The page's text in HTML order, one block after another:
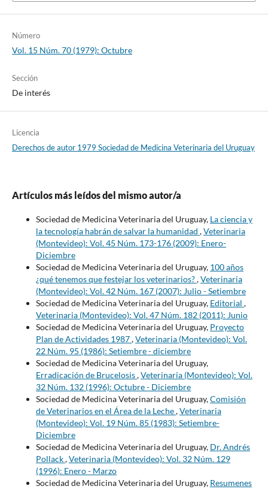
Número
Vol. 15 Núm. 70 (1979): Octubre
Sección
De interés
Licencia
Derechos de autor 1979 Sociedad de Medicina Veterinaria del Uruguay
Artículos más leídos del mismo autor/a
Sociedad de Medicina Veterinaria del Uruguay, La ciencia y
la tecnología habrán de salvar la humanidad ,Veterinaria
(Montevideo): Vol. 45 Núm. 173-176 (2009): Enero-
Diciembre
Sociedad de Medicina Veterinaria del Uruguay, 100 años
¿qué tenemos que festejar los veterinarios?,Veterinaria
(Montevideo): Vol. 42 Núm. 167 (2007): Julio - Setiembre
Sociedad de Medicina Veterinaria del Uruguay, Editorial ,
Veterinaria (Montevideo): Vol. 47 Núm. 182 (2011): Junio
Sociedad de Medicina Veterinaria del Uruguay, Proyecto
Plan de Actividades 1987,Veterinaria (Montevideo): Vol.
22 Núm. 95 (1986): Setiembre - diciembre
Sociedad de Medicina Veterinaria del Uruguay,
Erradicación de Brucelosis,Veterinaria (Montevideo): Vol.
32 Núm. 132 (1996): Octubre - Diciembre
Sociedad de Medicina Veterinaria del Uruguay,Comisión
de Veterinarios en el Área de la Leche,Veterinaria
(Montevideo): Vol. 19 Núm. 85 (1983): Setiembre-
Diciembre
Sociedad de Medicina Veterinaria del Uruguay, Dr. Andrés
Pollack,Veterinaria (Montevideo): Vol. 32 Núm. 129
(1996): Enero - Marzo
Sociedad de Medicina Veterinaria del Uruguay, Resumenes